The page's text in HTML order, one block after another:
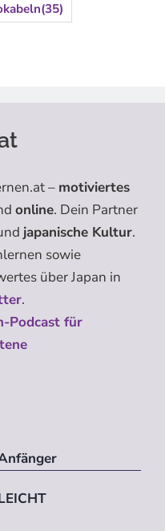
(35)
– motiviertes
online. Dein Partner
japanische Kultur.
sowie
über Japan in
.
Podcast für